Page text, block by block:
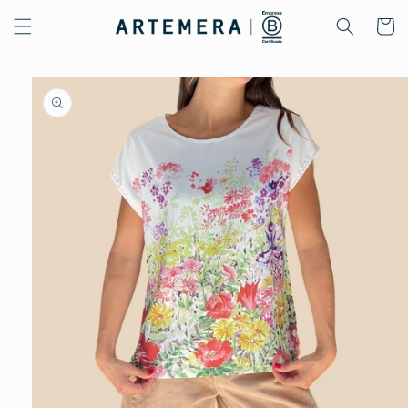
directamente
al contenido
Carrito
directamente
información